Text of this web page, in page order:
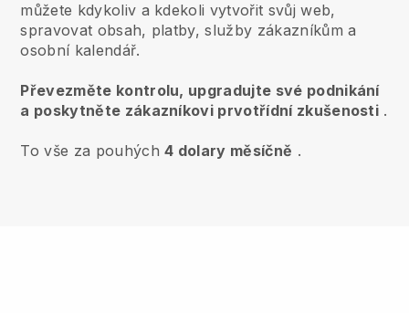
můžete kdykoliv a kdekoli vytvořit svůj web,
spravovat obsah, platby, služby zákazníkům a
osobní kalendář.
Převezměte kontrolu, upgradujte své podnikání
a poskytněte zákazníkovi prvotřídní zkušenosti .
To vše za pouhých4 dolary měsíčně .